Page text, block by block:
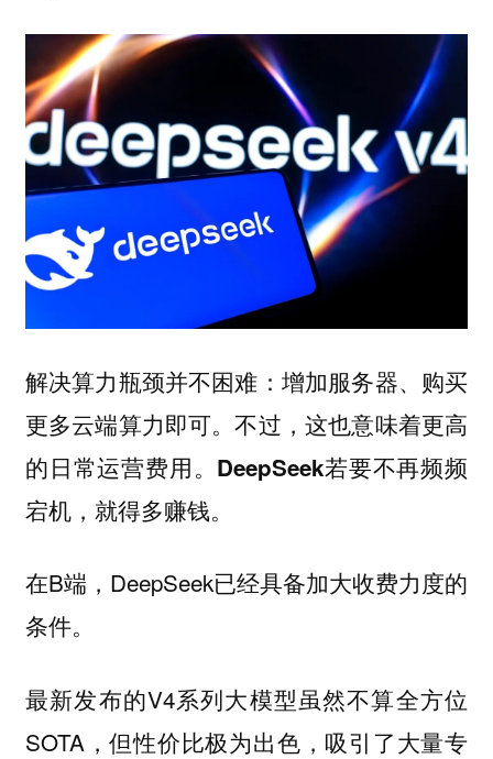
解决算力瓶颈并不困难：增加服务器、购买
更多云端算力即可。不过，这也意味着更高
的日常运营费用。 DeepSeek若要不再频频
宕机，就得多赚钱。
在B端，DeepSeek已经具备加大收费力度的
条件。
最新发布的V4系列大模型虽然不算全方位
SOTA，但性价比极为出色，吸引了大量专